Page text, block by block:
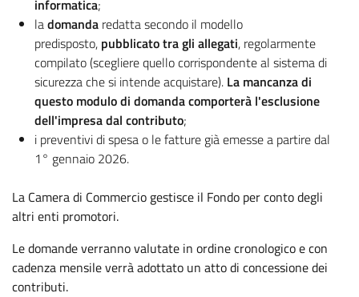
informatica;
ladomanda redatta secondo il modello
predisposto, pubblicato tra gli allegati, regolarmente
compilato (scegliere quello corrispondente al sistema di
sicurezza che si intende acquistare). La mancanza di
questo modulo di domanda comporterà l'esclusione
dell'impresa dal contributo;
i preventivi di spesa o le fatture già emesse a partire dal
1° gennaio 2026.
La Camera di Commercio gestisce il Fondo per conto degli
altri enti promotori.
Le domande verranno valutate in ordine cronologico e con
cadenza mensile verrà adottato un atto di concessione dei
contributi.